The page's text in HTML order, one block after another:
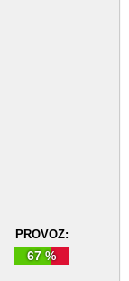
PROVOZ:
67 %